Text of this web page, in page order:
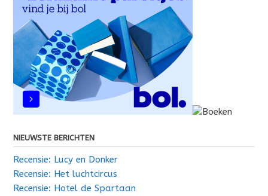
NIEUWSTE BERICHTEN
Recensie: Lucy en Donker
Recensie: Het luchtcircus
Recensie: Hotel de Spartaan